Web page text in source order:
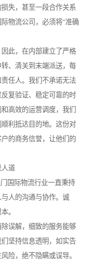
失，甚至一段合作关系
物流公司，必须将“准确
此，在内部建立了严格
、清关到末端派送，每
任人。我们不承诺无法
复验证、稳定可靠的时
高效的运营调度，我们
利抵达目的地。这份对
的商务信誉，让他们的
人道
国际物流行业一直秉持
人的沟通与协作。诚
。
误解，细致的服务能够
坚持信息透明，如实告
险，绝不隐瞒或误导。